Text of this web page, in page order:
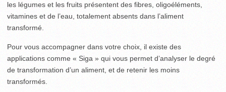
les légumes et les fruits présentent des fibres, oligoéléments,
vitamines et de l’eau, totalement absents dans l’aliment
transformé.
Pour vous accompagner dans votre choix, il existe des
applications comme « Siga » qui vous permet d’analyser le degré
de transformation d’un aliment, et de retenir les moins
transformés.